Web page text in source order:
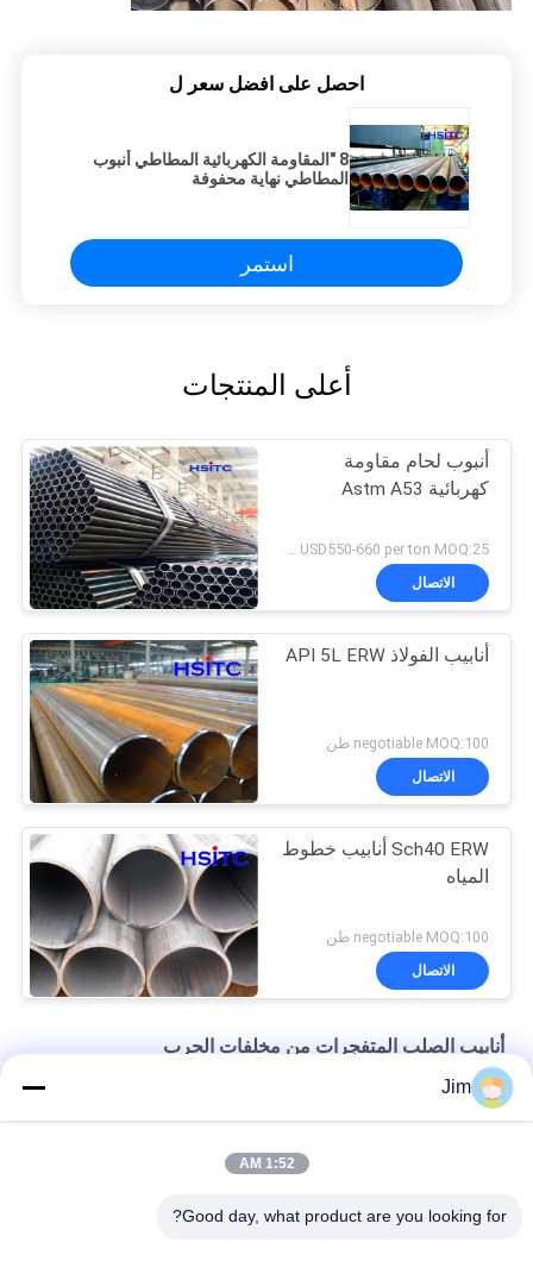
احصل على افضل سعر ل
8 "المقاومة الكهربائية المطاطي أنبوب
المطاطي نهاية محفوفة
استمر
أعلى المنتجات
أنبوب لحام مقاومة
كهربائية Astm A53
USD550-660 per ton MOQ:25 طن
الاتصال
أنابيب الفولاذ API 5L ERW
negotiable MOQ:100 طن
الاتصال
Sch40 ERW أنابيب خطوط
المياه
negotiable MOQ:100 طن
الاتصال
أنابيب الصلب المتفجرات من مخلفات الحرب
أسطم A53 Gr.B 4" Sch60 ERW أنابيب الفولاذ البخار الأسودJim
1:52 AM
Good day, what product are you looking for?